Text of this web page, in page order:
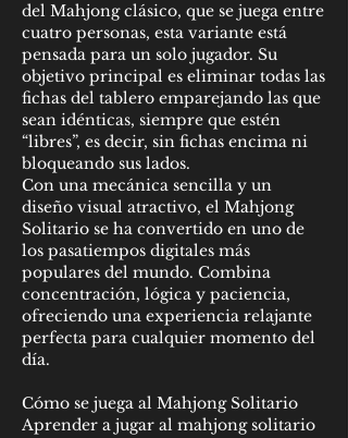
del Mahjong clásico, que se juega entre
cuatro personas, esta variante está
pensada para un solo jugador. Su
objetivo principal es eliminar todas las
fichas del tablero emparejando las que
sean idénticas, siempre que estén
“libres”, es decir, sin fichas encima ni
bloqueando sus lados.
Con una mecánica sencilla y un
diseño visual atractivo, el Mahjong
Solitario se ha convertido en uno de
los pasatiempos digitales más
populares del mundo. Combina
concentración, lógica y paciencia,
ofreciendo una experiencia relajante
perfecta para cualquier momento del
día.
Cómo se juega al Mahjong Solitario
Aprender a jugar al mahjong solitario